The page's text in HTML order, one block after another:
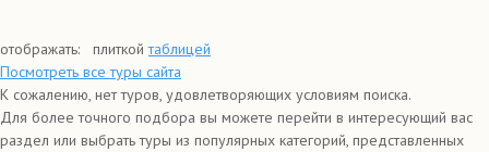
отображать: плиткой таблицей
Посмотреть все туры сайта
К сожалению, нет туров, удовлетворяющих условиям поиска.
Для более точного подбора вы можете перейти в интересующий вас
раздел или выбрать туры из популярных категорий, представленных